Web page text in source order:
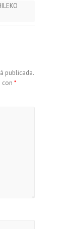
publicada.
con *